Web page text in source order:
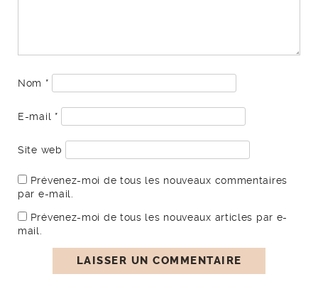
Nom *
E-mail *
Site web
Prévenez-moi de tous les nouveaux commentaires
par e-mail.
Prévenez-moi de tous les nouveaux articles par e-
mail.